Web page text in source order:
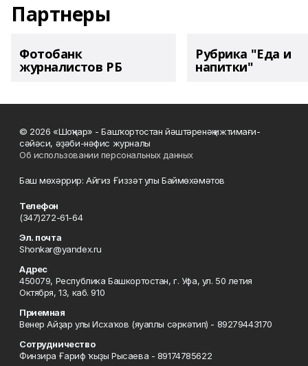
Партнеры
Фотобанк
журналистов РБ
Рубрика "Еда и
напитки"
© 2026 «Шоңҡар» - Башҡортостан йәштәренәң ижтимағи-
сәйәси, әҙәби-нәфис журналы
Об использовании персональных данных
Баш мөхәррир: Айгиз Ғиззәт улы Баймөхәмәтов
Телефон
(347)272-61-64
Эл. почта
Shonkar@yandex.ru
Адрес
450079, Республика Башкортостан, г. Уфа, ул. 50 летия
Октября, 13, каб. 910
Приемная
Венер Айҙар улы Исхаҡов (яуаплы сәркәтип) - 89279443170
Сотрудничество
Финзира Ғариф ҡыҙы Рысаева - 89174785622